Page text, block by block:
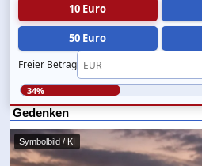
10 Euro
50 Euro
Freier Betrag
34%
Gedenken
Symbolbild / KI